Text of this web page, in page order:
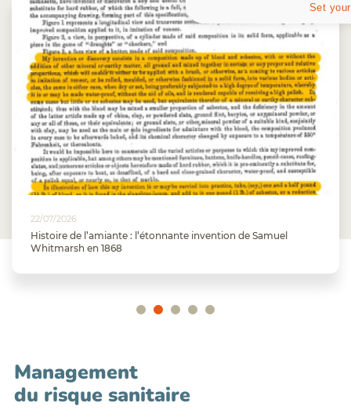
22/07/2026
Histoire de l’amiante : l’étonnante invention de Samuel
Whitmarsh en 1868
Management
du risque sanitaire
Set